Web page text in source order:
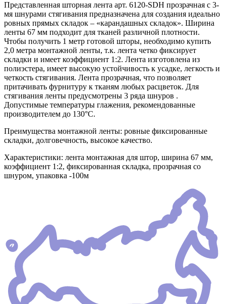
Представленная шторная лента арт. 6120-SDH прозрачная с 3-
мя шнурами стягивания предназначена для создания идеально
ровных прямых складок – «карандашных складок». Ширина
ленты 67 мм подходит для тканей различной плотности.
Чтобы получить 1 метр готовой шторы, необходимо купить
2,0 метра монтажной ленты, т.к. лента четко фиксирует
складки и имеет коэффициент 1:2. Лента изготовлена из
полиэстера, имеет высокую устойчивость к усадке, легкость и
четкость стягивания. Лента прозрачная, что позволяет
притачивать фурнитуру к тканям любых расцветок. Для
стягивания ленты предусмотрены 3 ряда шнуров .
Допустимые температуры глажения, рекомендованные
производителем до 130°C.
Преимущества монтажной ленты: ровные фиксированные
складки, долговечность, высокое качество.
Характеристики: лента монтажная для штор, ширина 67 мм,
коэффициент 1:2, фиксированная складка, прозрачная со
шнуром, упаковка -100м